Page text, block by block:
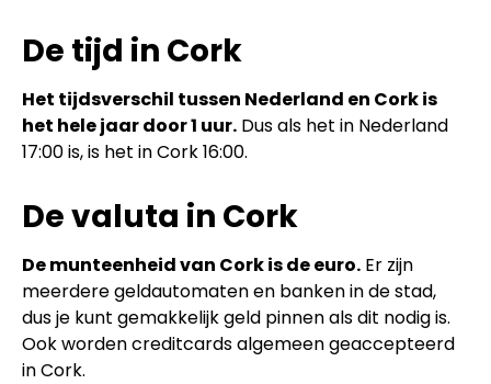
De tijd in Cork
Het tijdsverschil tussen Nederland en Cork is
het hele jaar door 1 uur. Dus als het in Nederland
17:00 is, is het in Cork 16:00.
De valuta in Cork
De munteenheid van Cork is de euro. Er zijn
meerdere geldautomaten en banken in de stad,
dus je kunt gemakkelijk geld pinnen als dit nodig is.
Ook worden creditcards algemeen geaccepteerd
in Cork.